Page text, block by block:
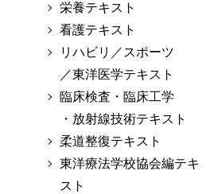
栄養テキスト
看護テキスト
リハビリ／スポーツ
／東洋医学テキスト
臨床検査・臨床工学
・放射線技術テキスト
柔道整復テキスト
東洋療法学校協会編テキ
スト